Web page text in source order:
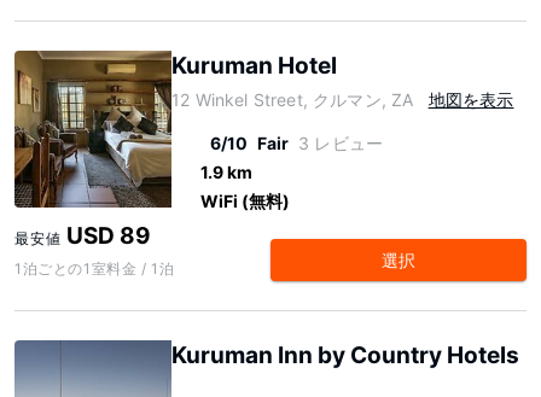
Kuruman Hotel
12 Winkel Street, クルマン, ZA 地図を表示
6/10 Fair 3 レビュー
1.9 km
WiFi (無料)
最安値 USD 89
1泊ごとの1室料金 / 1泊 選択
Kuruman Inn by Country Hotels